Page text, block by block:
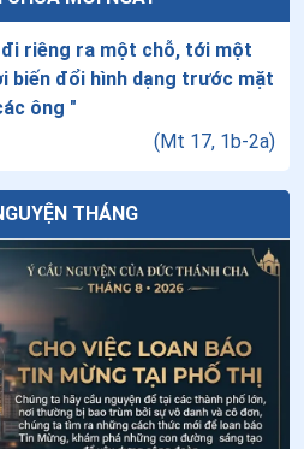
In-nô-cen-tê V
Magarita Epne
Hô-xan-na Man-tua
Tê-pha-nô Ban-đe-li
Gio-an Đa Minh
Đi-a-na và Xê-xi-li-a
rô Vê-rô-na
Xa-đốc và 48 anh em tử đạo
Gia-cô-bê Sa-lô-môn
riêng ra một chỗ, tới một
biến đổi hình dạng trước mặt
ông "
(Mt 17, 1b-2a)
THÁNG
xác Chúa Giêsu được công bố
tạp chí khoa học
tuần XVIII thường niên
nhật nhật kính Cha Thánh Đa
một nơi của lòng sùng
cho Đức Mẹ
8 - Thánh Gioan Maria Viannê